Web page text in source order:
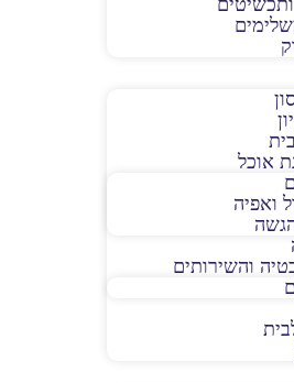
אוכל
ואפיה
והשירותים